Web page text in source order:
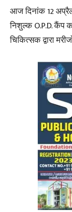
आज दिनांक 12
निशुल्क O.P.D. कैंप
चिकित्सक द्वारा